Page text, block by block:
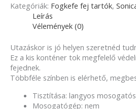
Kategóriák: Fogkefe fej tartók,
Leírás
Vélemények (0)
Utazáskor is jó helyen szeretnéd
Ez a kis konténer tok megfelelő
fejednek.
Többféle színben is elérhető,
Tisztítása: langyos
Mosogatógép: nem